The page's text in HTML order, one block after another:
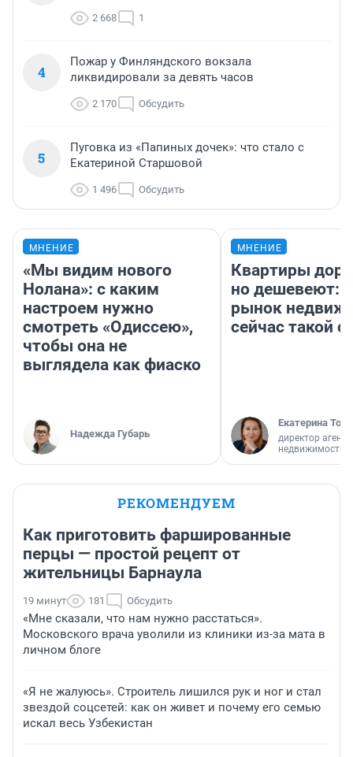
2 668 1
4
Пожар у Финляндского вокзала
ликвидировали за девять часов
2 170 Обсудить
5
Пуговка из «Папиных дочек»: что стало с
Екатериной Старшовой
1 496 Обсудить
МНЕНИЕ
«Мы видим нового
Нолана»: с каким
настроем нужно
смотреть «Одиссею»,
чтобы она не
выглядела как фиаско
Надежда Губарь
МНЕНИЕ
Квартиры
но дешевеют:
рынок
сейчас такой
Екатерина
директор
недвижимости
РЕКОМЕНДУЕМ
Как приготовить фаршированные
перцы — простой рецепт от
жительницы Барнаула
19 минут 181 Обсудить
«Мне сказали, что нам нужно расстаться».
Московского врача уволили из клиники из-за мата в
личном блоге
«Я не жалуюсь». Строитель лишился рук и ног и стал
звездой соцсетей: как он живет и почему его семью
искал весь Узбекистан